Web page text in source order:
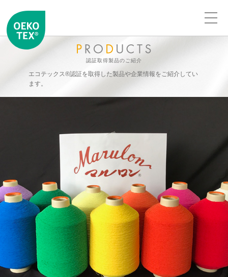
認証取得製品のご紹介
エコテックス®認証を取得した製品や企業情報をご紹介してい
ます。